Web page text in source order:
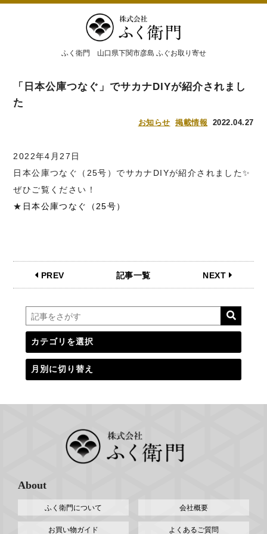
ふく衛門 山口県下関市彦島 ふぐお取り寄せ
「日本公庫つなぐ」でサカナDIYが紹介されまし
た
お知らせ 掲載情報 2022.04.27
2022年4月27日
日本公庫つなぐ（25号）でサカナDIYが紹介されました✨
ぜひご覧ください！
★ 日本公庫つなぐ（25号）
PREV 記事一覧 NEXT
About
ふく衛門について 会社概要
お買い物ガイド よくあるご質問